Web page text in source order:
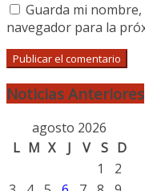
Guarda mi
navegador para la
Noticias Anteriores
agosto 2026
L M X J V S D
1
2